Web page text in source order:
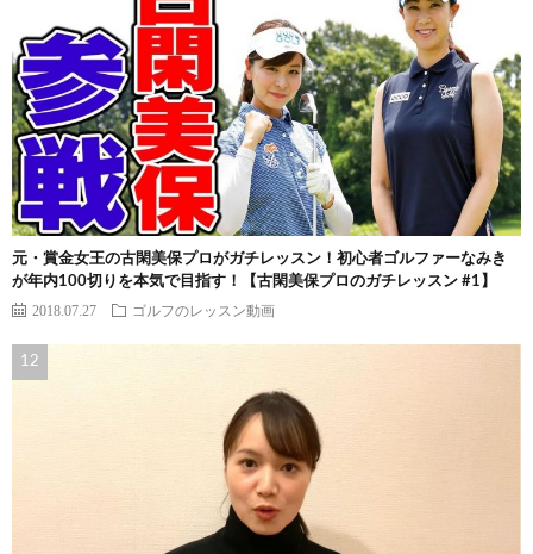
元・賞金女王の古閑美保プロがガチレッスン！初心者ゴルファーなみき
が年内100切りを本気で目指す！【古閑美保プロのガチレッスン #1】
2018.07.27 ゴルフのレッスン動画